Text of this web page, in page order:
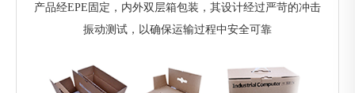
产品经EPE固定，内外双层箱包装，其设计经过严苛的冲击
振动测试，以确保运输过程中安全可靠